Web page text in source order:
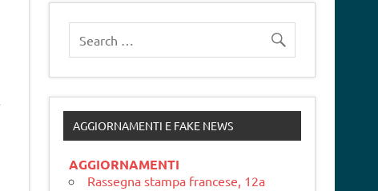
AGGIORNAMENTI E FAKE NEWS
AGGIORNAMENTI
Rassegna stampa francese, 12a